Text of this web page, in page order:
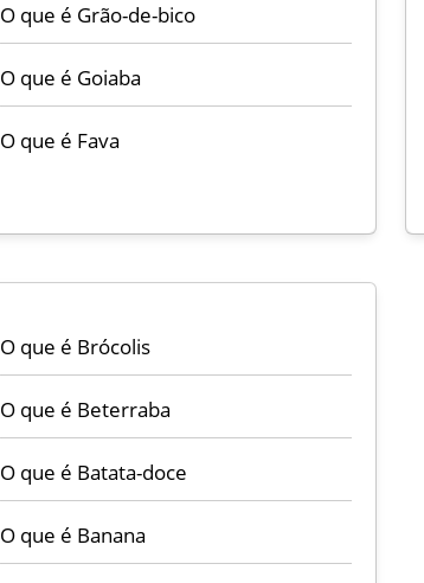
O que é Grão-de-bico
O que é Goiaba
O que é Fava
O que é Brócolis
O que é Beterraba
O que é Batata-doce
O que é Banana